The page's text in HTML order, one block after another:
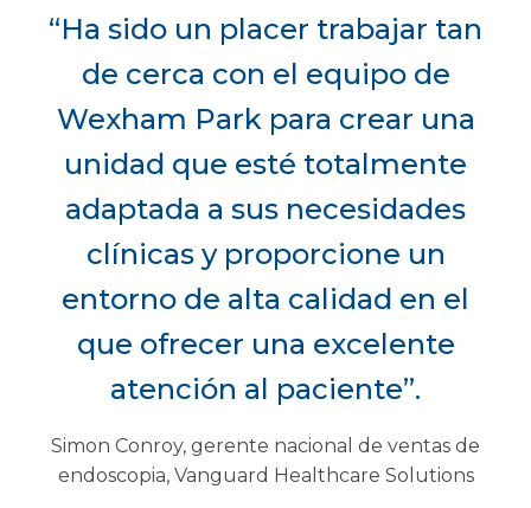
“Ha sido un placer trabajar tan
de cerca con el equipo de
Wexham Park para crear una
unidad que esté totalmente
adaptada a sus necesidades
clínicas y proporcione un
entorno de alta calidad en el
que ofrecer una excelente
atención al paciente”.
Simon Conroy, gerente nacional de ventas de
endoscopia, Vanguard Healthcare Solutions